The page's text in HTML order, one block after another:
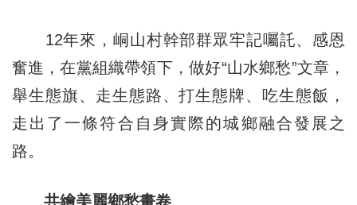
12年來，峒山村幹部群眾牢記囑託、感恩
奮進，在黨組織帶領下，做好“山水鄉愁”文章，
舉生態旗、走生態路、打生態牌、吃生態飯，
走出了一條符合自身實際的城鄉融合發展之
路。
共繪美麗鄉愁畫卷